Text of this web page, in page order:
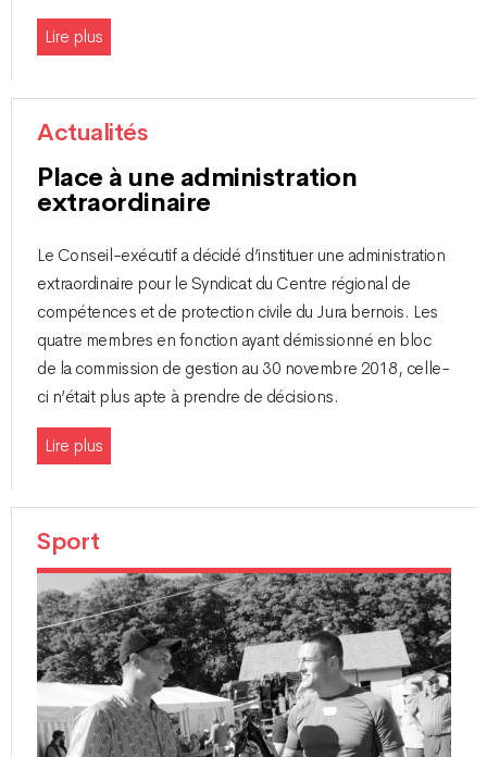
Lire plus
Actualités
Place à une administration
extraordinaire
Le Conseil-exécutif a décidé d’instituer une administration
extraordinaire pour le Syndicat du Centre régional de
compétences et de protection civile du Jura bernois. Les
quatre membres en fonction ayant démissionné en bloc
de la commission de gestion au 30 novembre 2018, celle-
ci n’était plus apte à prendre de décisions.
Lire plus
Sport